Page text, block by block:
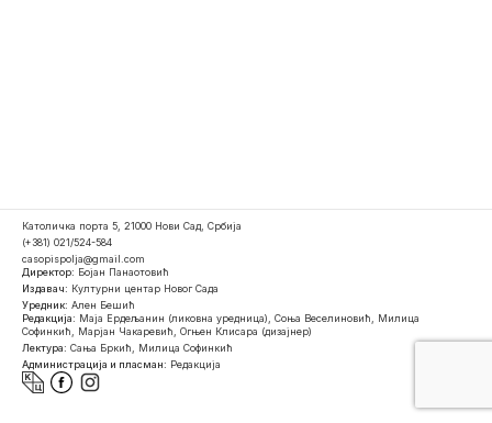
Католичка порта 5, 21000 Нови Сад, Србија
(+381) 021/524-584
casopispolja@gmail.com
Директор: Бојан Панаотовић
Издавач: Културни центар Новог Сада
Уредник: Ален Бешић
Редакција: Маја Ердељанин (ликовна уредница), Соња Веселиновић, Милица
Софинкић, Марјан Чакаревић, Огњен Клисара (дизајнер)
Лектура: Сања Бркић, Милица Софинкић
Администрација и пласман: Редакција